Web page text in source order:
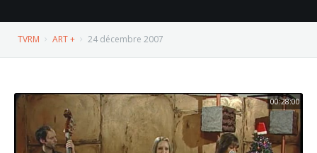
TVRM ART + 24 décembre 2007
00:28:00